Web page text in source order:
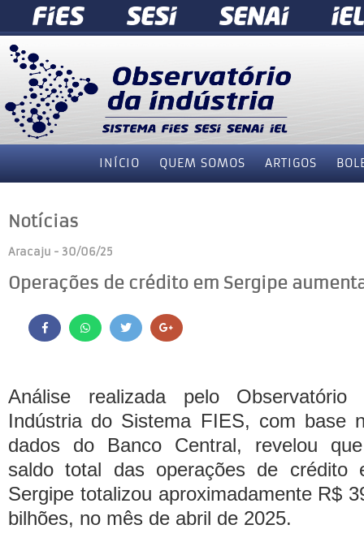
INÍCIO QUEM SOMOS ARTIGOS
Notícias
Aracaju - 30/06/25
Operações de crédito em Sergipe
Análise realizada pelo Observatório
Indústria do Sistema FIES, com base
dados do Banco Central, revelou
saldo total das operações de crédito
Sergipe totalizou aproximadamente R$
bilhões, no mês de abril de 2025.